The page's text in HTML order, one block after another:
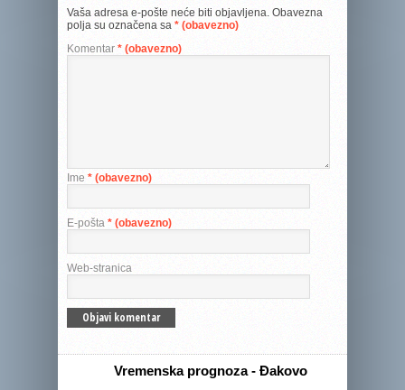
Vaša adresa e-pošte neće biti objavljena. Obavezna
polja su označena sa * (obavezno)
Komentar * (obavezno)
Ime * (obavezno)
E-pošta * (obavezno)
Web-stranica
Vremenska prognoza - Đakovo